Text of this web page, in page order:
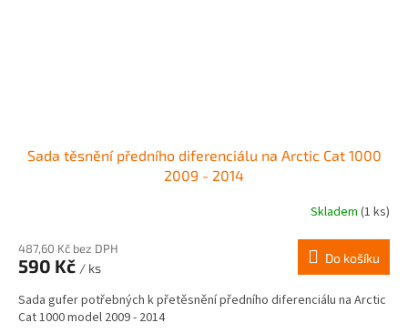
Sada těsnění předního diferenciálu na Arctic Cat 1000
2009 - 2014
Skladem (1 ks)
487,60 Kč bez DPH
590 Kč / ks
Do košíku
Sada gufer potřebných k přetěsnění předního diferenciálu na Arctic
Cat 1000 model 2009 - 2014